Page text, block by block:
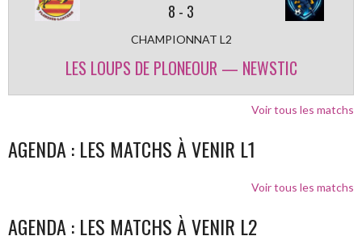
8 - 3
CHAMPIONNAT L2
LES LOUPS DE PLONEOUR — NEWSTIC
Voir tous les matchs
AGENDA : LES MATCHS À VENIR L1
Voir tous les matchs
AGENDA : LES MATCHS À VENIR L2